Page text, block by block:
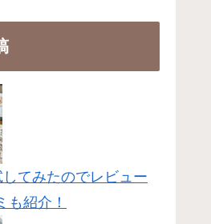
てみたのでレビュー
も紹介！